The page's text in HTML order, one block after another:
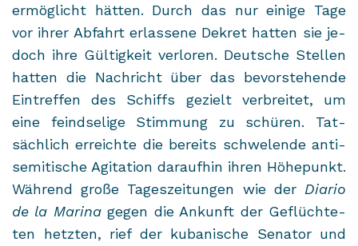
er­mög­licht hät­ten. Durch das nur ei­ni­ge Tage
vor ihrer Ab­fahrt er­las­se­ne De­kret hat­ten sie je­
doch ihre Gül­tig­keit ver­lo­ren. Deut­sche Stel­len
hat­ten die Nach­richt über das be­vor­ste­hen­de
Ein­tref­fen des Schiffs ge­zielt ver­brei­tet, um
eine feind­se­li­ge Stim­mung zu schü­ren. Tat­
säch­lich er­reich­te die be­reits schwe­len­de an­ti­
se­mi­ti­sche Agi­ta­ti­on dar­auf­hin ihren Hö­he­punkt.
Wäh­rend große Ta­ges­zei­tun­gen wie der Dia­rio
de la Ma­ri­nagegen die An­kunft der Ge­flüch­te­
ten hetz­ten, rief der ku­ba­ni­sche Se­na­tor und